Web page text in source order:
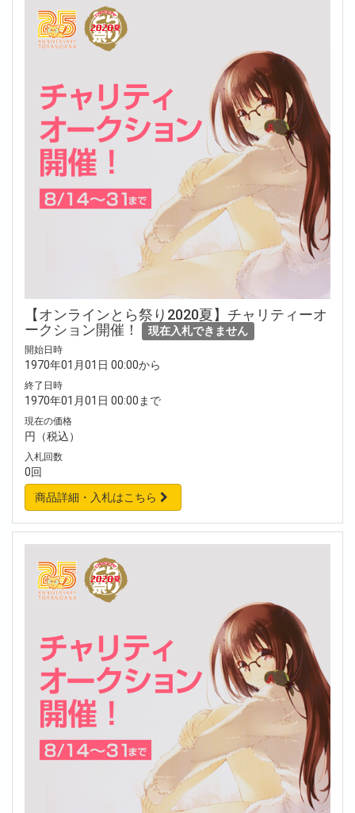
【オンラインとら祭り2020夏】チャリティーオ
ークション開催！
現在入札できません
開始日時
1970年01月01日 00:00から
終了日時
1970年01月01日 00:00まで
現在の価格
円（税込）
入札回数
0回
商品詳細・入札はこちら